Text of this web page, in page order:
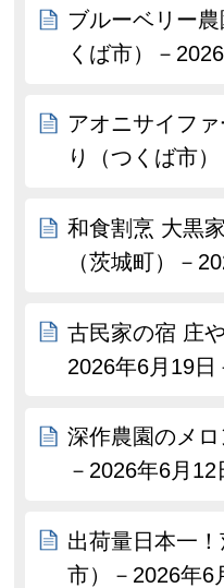
ブルーベリー
くば市）－
アオニサイフ
り（つくば市
和食割烹 大黒
（茨城町）－
古民家の宿 庄
2026年6月19日
深作農園のメロ
－2026年6月12
出荷量日本一
市）－2026年6